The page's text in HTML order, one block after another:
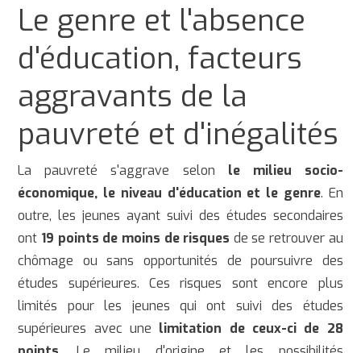
Le genre et l'absence
d'éducation, facteurs
aggravants de la
pauvreté et d'inégalités
La pauvreté s'aggrave selon le milieu socio-
économique, le niveau d'éducation et le genre. En
outre, les jeunes ayant suivi des études secondaires
ont 19 points de moins de risques de se retrouver au
chômage ou sans opportunités de poursuivre des
études supérieures. Ces risques sont encore plus
limités pour les jeunes qui ont suivi des études
supérieures avec une limitation de ceux-ci de 28